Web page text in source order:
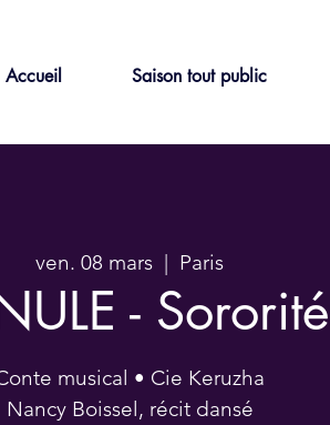
Accueil Saison tout public
ven. 08 mars
  |
Paris
-
musical • Cie Keruzha
Nancy Boissel, récit dansé